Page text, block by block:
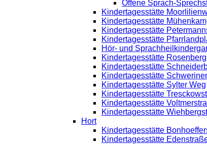
Offene Sprach-
Kindertagesstätte
Kindertagesstätte
Kindertagesstätte
Kindertagesstätte
Hör- und
Kindertagesstätte
Kindertagesstätte
Kindertagesstätte
Kindertagesstätte Sylter Weg
Kindertagesstätte
Kindertagesstätte
Kindertagesstätte
Hort
Kindertagesstätte
Kindertagesstätte